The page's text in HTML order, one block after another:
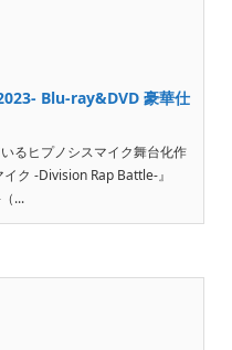
Blu-ray&DVD 豪華仕
るヒプノシスマイク舞台化作
ク -Division Rap Battle-』
...